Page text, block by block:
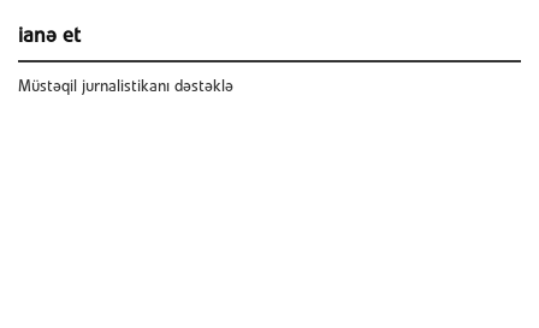
ianə et
Müstəqil jurnalistikanı dəstəklə